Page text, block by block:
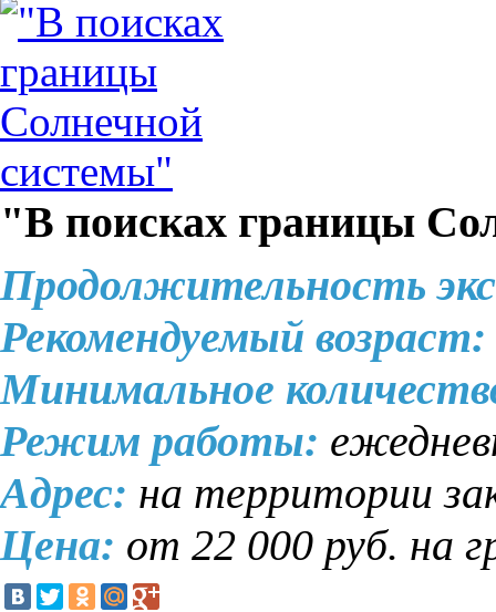
"В поисках границы
Продолжительность
Рекомендуемый возраст:
Минимальное
Режим работы:
Адрес: на территории
Цена: от 22 000 руб. на